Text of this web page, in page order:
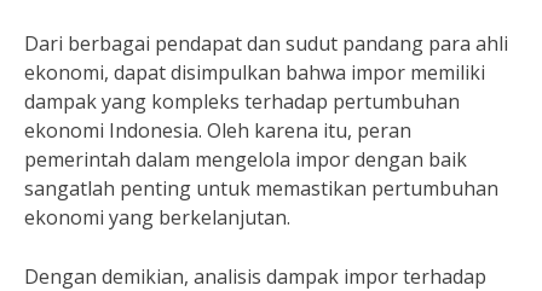
Dari berbagai pendapat dan sudut pandang para ahli
ekonomi, dapat disimpulkan bahwa impor memiliki
dampak yang kompleks terhadap pertumbuhan
ekonomi Indonesia. Oleh karena itu, peran
pemerintah dalam mengelola impor dengan baik
sangatlah penting untuk memastikan pertumbuhan
ekonomi yang berkelanjutan.
Dengan demikian, analisis dampak impor terhadap